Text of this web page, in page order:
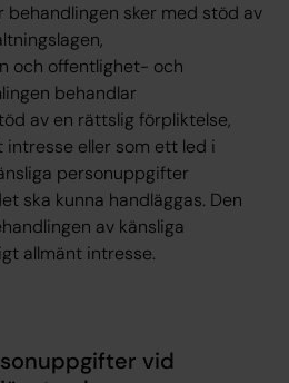
behandlingen sker med stöd av
och offentlighet- och
behandlar
av en rättslig förpliktelse,
eller som ett led i
personuppgifter
ska kunna handläggas. Den
av känsliga
allmänt intresse.
vid